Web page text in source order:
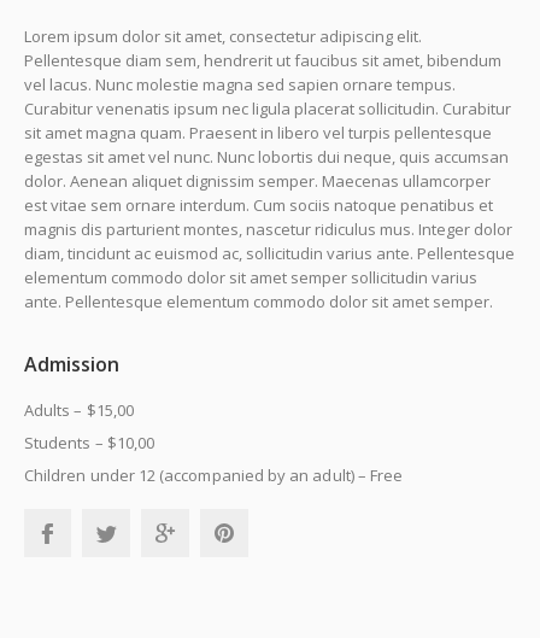
Lorem ipsum dolor sit amet, consectetur adipiscing elit.
Pellentesque diam sem, hendrerit ut faucibus sit amet, bibendum
vel lacus. Nunc molestie magna sed sapien ornare tempus.
Curabitur venenatis ipsum nec ligula placerat sollicitudin. Curabitur
sit amet magna quam. Praesent in libero vel turpis pellentesque
egestas sit amet vel nunc. Nunc lobortis dui neque, quis accumsan
dolor. Aenean aliquet dignissim semper. Maecenas ullamcorper
est vitae sem ornare interdum. Cum sociis natoque penatibus et
magnis dis parturient montes, nascetur ridiculus mus. Integer dolor
diam, tincidunt ac euismod ac, sollicitudin varius ante. Pellentesque
elementum commodo dolor sit amet semper sollicitudin varius
ante. Pellentesque elementum commodo dolor sit amet semper.
Admission
Adults – $15,00
Students – $10,00
Children under 12 (accompanied by an adult) – Free